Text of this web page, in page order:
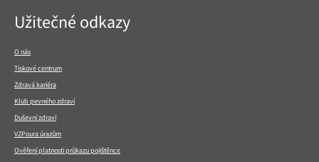
Navigace
v
Užitečné odkazy
O nás
Tiskové centrum
Zdravá kariéra
Klub pevného zdraví
Duševní zdraví
VZPoura úrazům
Ověření platnosti průkazu pojištěnce